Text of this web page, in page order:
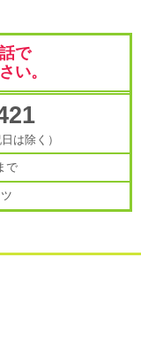
で
い。
は除く）
で